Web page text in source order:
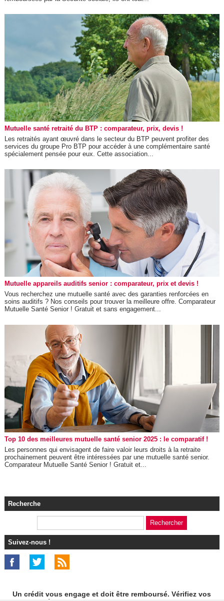
Mutuelle santé retraité du BTP : comparateur, prix, devis !
Les retraités ayant œuvré dans le secteur du BTP peuvent profiter des
services du groupe Pro BTP pour accéder à une complémentaire santé
spécialement pensée pour eux. Cette association...
Mutuelle appareils auditifs senior : comparateur, prix et devis !
Vous recherchez une mutuelle santé avec des garanties renforcées en
soins auditifs ? Nos conseils pour trouver la meilleure offre. Comparateur
Mutuelle Santé Senior ! Gratuit et sans engagement...
Top 10 des meilleures mutuelle santé senior 2025 : le comparatif !
Les personnes qui envisagent de faire valoir leurs droits à la retraite
prochainement peuvent être intéressées par une mutuelle santé senior.
Comparateur Mutuelle Santé Senior ! Gratuit et...
Recherche
Suivez-nous !
Un crédit vous engage et doit être remboursé. Vérifiez vos